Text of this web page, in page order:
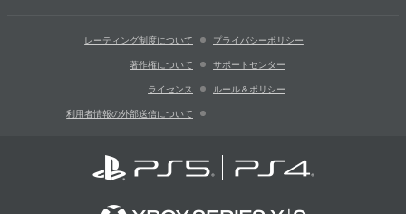
レーティング制度について プライバシーポリシー
著作権について サポートセンター
ライセンス ルール＆ポリシー
利用者情報の外部送信について